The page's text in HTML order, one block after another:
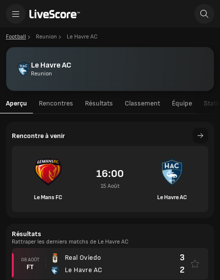
Football Reunion Le Havre AC
Le Havre AC
Reunion
Aperçu Rencontres Résultats Classement Équipe
Rencontre à venir
Le Mans FC
16:00
15 Août
Le Havre AC
Résultats
Rattraper les derniers matchs de Le Havre AC
08 AOÛT
FT
Real Oviedo
Le Havre AC
3
2